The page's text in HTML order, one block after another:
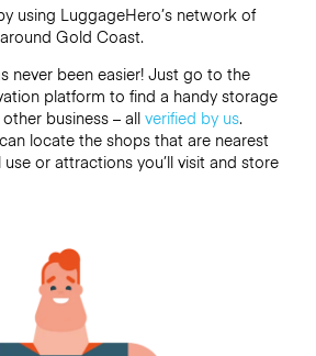
using LuggageHero’s network of
Gold Coast.
never been easier! Just go to the
platform to find a handy storage
business – all verified by us.
locate the shops that are nearest
or attractions you’ll visit and store